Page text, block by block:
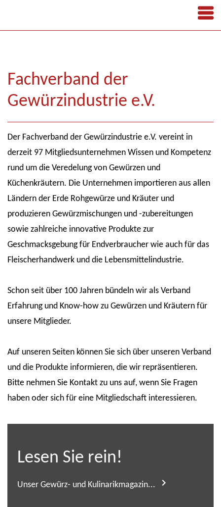
Fachverband der
Gewürzindustrie e.V.
Der Fachverband der Gewürzindustrie e.V. vereint in
derzeit 97 Mitgliedsunternehmen Wissen und Kompetenz
rund um die Veredelung von Gewürzen und
Küchenkräutern. Die Unternehmen importieren aus allen
Ländern der Erde Rohgewürze und Kräuter und
produzieren Gewürzmischungen und -zubereitungen
sowie zahlreiche innovative Produkte zur
Geschmacksgebung für Endverbraucher wie auch für das
Fleischerhandwerk und die Lebensmittelindustrie.
Schon seit über 100 Jahren bündeln wir als Verband
Erfahrung und Know-how zu Gewürzen und Kräutern für
unsere Mitglieder.
Auf unseren Seiten können Sie sich über unseren Verband
und die Produkte informieren, die wir repräsentieren.
Bitte nehmen Sie Kontakt zu uns auf, wenn Sie Fragen
haben oder sich für eine Mitgliedschaft interessieren.
Lesen Sie rein!
Unser Gewürz- und Kulinarikmagazin...